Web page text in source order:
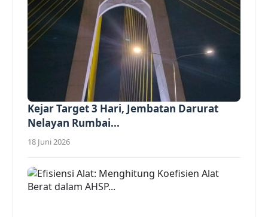
Kejar Target 3 Hari, Jembatan Darurat
Nelayan Rumbai...
18 Juni 2026